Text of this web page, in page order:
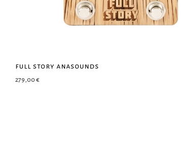
full story anasounds
279,00 €